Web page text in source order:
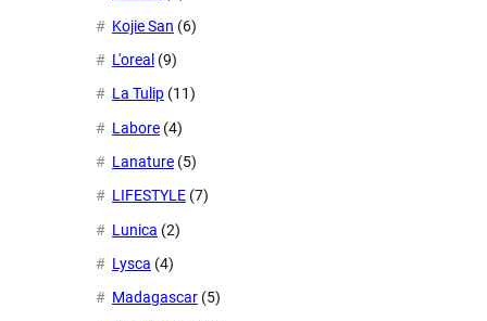
Kojie San (6)
L'oreal (9)
La Tulip (11)
Labore (4)
Lanature (5)
LIFESTYLE (7)
Lunica (2)
Lysca (4)
Madagascar (5)